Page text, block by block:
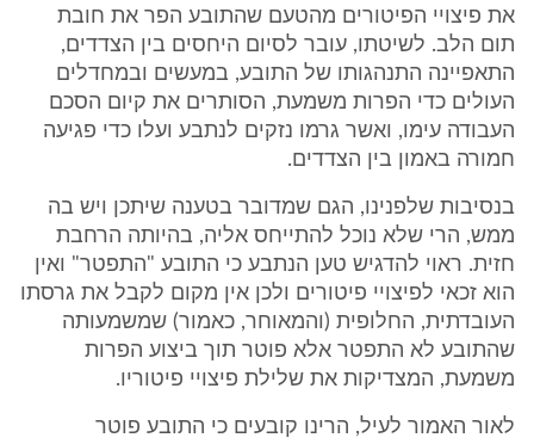
את פיצויי הפיטורים מהטעם שהתובע הפר את חובת
תום הלב. לשיטתו, עובר לסיום היחסים בין הצדדים,
התאפיינה התנהגותו של התובע, במעשים ובמחדלים
העולים כדי הפרות משמעת, הסותרים את קיום הסכם
העבודה עימו, ואשר גרמו נזקים לנתבע ועלו כדי פגיעה
חמורה באמון בין הצדדים.
בנסיבות שלפנינו, הגם שמדובר בטענה שיתכן ויש בה
ממש, הרי שלא נוכל להתייחס אליה, בהיותה הרחבת
חזית. ראוי להדגיש טען הנתבע כי התובע "התפטר" ואין
הוא זכאי לפיצויי פיטורים ולכן אין מקום לקבל את גרסתו
העובדתית, החלופית (והמאוחר, כאמור) שמשמעותה
שהתובע לא התפטר אלא פוטר תוך ביצוע הפרות
משמעת, המצדיקות את שלילת פיצויי פיטוריו.
לאור האמור לעיל, הרינו קובעים כי התובע פוטר